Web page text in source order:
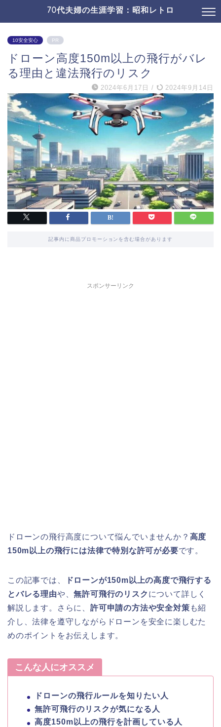
70代夫婦の生涯学習：昭和レトロ
10安全安心 PR
ドローン高度150m以上の飛行がバレ
る理由と違法飛行のリスク
2024年6月17日 / 2024年9月14日
記事内に商品プロモーションを含む場合があります
スポンサーリンク
ドローンの飛行高度について悩んでいませんか？ 高度
150m以上の飛行には法律で特別な許可が必要です。
この記事では、
ドローンが150m以上の高度で飛行する
とバレる理由や、無許可飛行のリスク について詳しく
解説します。さらに、 許可申請の方法や安全対策 も紹
介し、法律を遵守しながらドローンを安全に楽しむた
めのポイントをお伝えします。
こんな人にオススメ
ドローンの飛行ルールを知りたい人
無許可飛行のリスクが気になる人
高度150m以上の飛行を計画している人